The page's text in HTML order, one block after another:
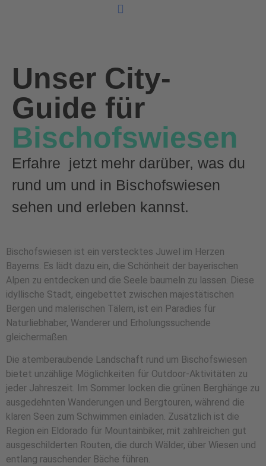
Unser City-
Guide für
Bischofswiesen
Erfahre jetzt mehr darüber, was du
rund um und in Bischofswiesen
sehen und erleben kannst.
Bischofswiesen ist ein verstecktes Juwel im Herzen
Bayerns. Es lädt dazu ein, die Schönheit der bayerischen
Alpen zu entdecken und die Seele baumeln zu lassen. Diese
idyllische Stadt, eingebettet zwischen majestätischen
Bergen und malerischen Tälern, ist ein Paradies für
Naturliebhaber, Wanderer und Erholungssuchende
gleichermaßen.
Die atemberaubende Landschaft rund um Bischofswiesen
bietet unzählige Möglichkeiten für Outdoor-Aktivitäten zu
jeder Jahreszeit. Im Sommer locken die grünen Berghänge zu
ausgedehnten Wanderungen und Bergtouren, während die
klaren Seen zum Schwimmen einladen. Zusätzlich ist die
Region ein Eldorado für Mountainbiker, mit zahlreichen gut
ausgeschilderten Routen, die durch Wälder, über Wiesen und
entlang rauschender Bäche führen.